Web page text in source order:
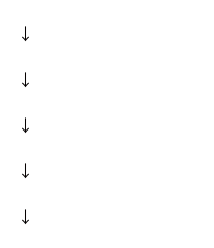
↓
↓
↓
↓
↓